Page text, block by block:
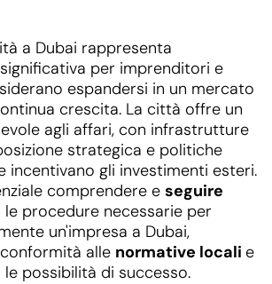
a Dubai rappresenta
per imprenditori e
espandersi in un mercato
crescita. La città offre un
agli affari, con infrastrutture
strategica e politiche
incentivano gli investimenti esteri.
comprendere e seguire
le procedure necessarie per
un'impresa a Dubai,
alle normative locali e
le possibilità di successo.